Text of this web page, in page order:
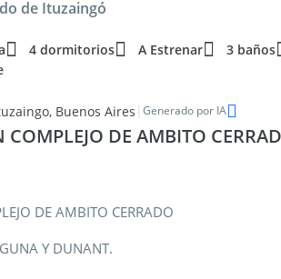
de Ituzaingó
4 dormitorios A Estrenar 3 baños
Buenos Aires | Generado por IA
COMPLEJO DE AMBITO
DE AMBITO CERRADO
Y DUNANT.